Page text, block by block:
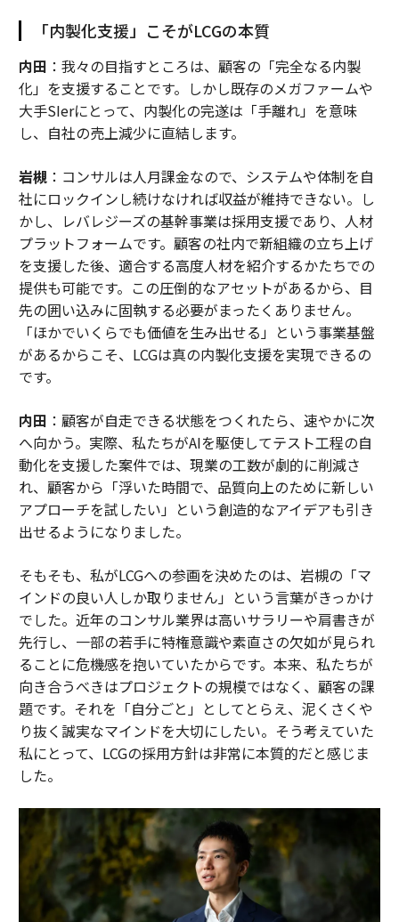
「内製化支援」こそがLCGの本質
内田 ：我々の目指すところは、顧客の「完全なる内製
化」を支援することです。しかし既存のメガファームや
大手SIerにとって、内製化の完遂は「手離れ」を意味
し、自社の売上減少に直結します。
岩槻：コンサルは人月課金なので、システムや体制を自
社にロックインし続けなければ収益が維持できない。し
かし、レバレジーズの基幹事業は採用支援であり、人材
プラットフォームです。顧客の社内で新組織の立ち上げ
を支援した後、適合する高度人材を紹介するかたちでの
提供も可能です。この圧倒的なアセットがあるから、目
先の囲い込みに固執する必要がまったくありません。
「ほかでいくらでも価値を生み出せる」という事業基盤
があるからこそ、LCGは真の内製化支援を実現できるの
です。
内田 ：顧客が自走できる状態をつくれたら、速やかに次
へ向かう。実際、私たちがAIを駆使してテスト工程の自
動化を支援した案件では、現業の工数が劇的に削減さ
れ、顧客から「浮いた時間で、品質向上のために新しい
アプローチを試したい」という創造的なアイデアも引き
出せるようになりました。
そもそも、私がLCGへの参画を決めたのは、岩槻の「マ
インドの良い人しか取りません」という言葉がきっかけ
でした。近年のコンサル業界は高いサラリーや肩書きが
先行し、一部の若手に特権意識や素直さの欠如が見られ
ることに危機感を抱いていたからです。本来、私たちが
向き合うべきはプロジェクトの規模ではなく、顧客の課
題です。それを「自分ごと」としてとらえ、泥くさくや
り抜く誠実なマインドを大切にしたい。そう考えていた
私にとって、LCGの採用方針は非常に本質的だと感じま
した。